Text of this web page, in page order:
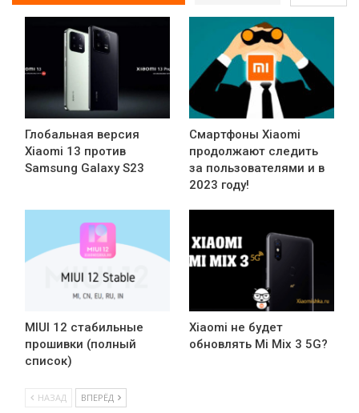
Глобальная версия
Xiaomi 13 против
Samsung Galaxy S23
Смартфоны Xiaomi
продолжают следить
за пользователями и в
2023 году!
MIUI 12 стабильные
прошивки (полный
список)
Xiaomi не будет
обновлять Mi Mix 3 5G?
НАЗАД ВПЕРЁД